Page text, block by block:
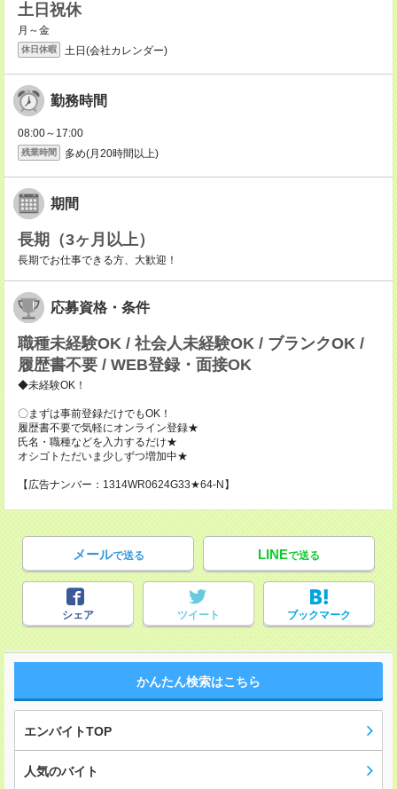
土日祝休
月～金
休日休暇 土日(会社カレンダー)
勤務時間
08:00～17:00
残業時間 多め(月20時間以上)
期間
長期（3ヶ月以上）
長期でお仕事できる方、大歓迎！
応募資格・条件
職種未経験OK / 社会人未経験OK / ブランクOK /
履歴書不要 / WEB登録・面接OK
◆未経験OK！
〇まずは事前登録だけでもOK！
履歴書不要で気軽にオンライン登録★
氏名・職種などを入力するだけ★
オシゴトただいま少しずつ増加中★
【広告ナンバー：1314WR0624G33★64-N】
メールで送る LINEで送る
シェア ツイート ブックマーク
かんたん検索はこちら
エンバイトTOP
人気のバイト